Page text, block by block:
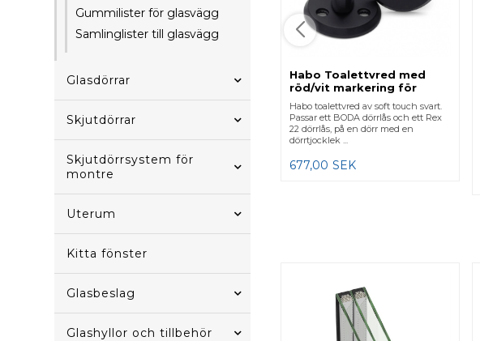
Gummilister för glasvägg
Samlinglister till glasvägg
Glasdörrar
Skjutdörrar
Skjutdörrsystem för
montre
Uterum
Kitta fönster
Glasbeslag
Glashyllor och tillbehör
Habo Toalettvred med
röd/vit markering för
innerdörrar, Svart
Habo toalettvred av soft touch svart.
Passar ett BODA dörrlås och ett Rex
22 dörrlås, på en dörr med en
dörrtjocklek ...
677,00 SEK